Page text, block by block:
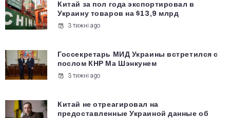
Китай за пол года экспортировал в
Украину товаров на $13,9 млрд
3 тижні ago
Госсекретарь МИД Украины встретился с
послом КНР Ма Шэнкунем
3 тижні ago
Китай не отреагировал на
предоставленные Украиной данные об